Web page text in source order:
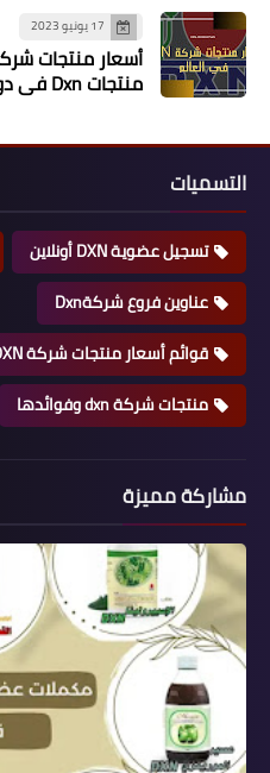
17 يونيو 2023
منتجات Dxn في دول العالم
التسميات
تسجيل عضوية DXN أونلاين
عناوين فروع شركةDxn
قوائم أسعار منتجات شركة DXN
منتجات شركة dxn وفوائدها
مشاركة مميزة